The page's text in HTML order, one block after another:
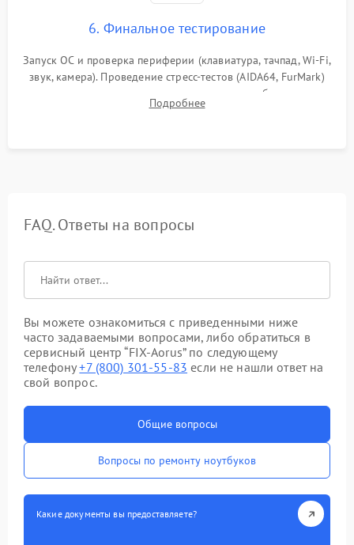
6. Финальное тестирование
Запуск ОС и проверка периферии (клавиатура, тачпад, Wi-Fi,
звук, камера). Проведение стресс-тестов (AIDA64, FurMark)
для контроля температурного режима и стабильности
системы под пиковой нагрузкой.
Подробнее
FAQ. Ответы на вопросы
Вы можете ознакомиться с приведенными ниже
часто задаваемыми вопросами, либо обратиться в
сервисный центр “FIX-Aorus” по следующему
телефону+7 (800) 301-55-83 если не нашли ответ на
свой вопрос.
Общие вопросы
Вопросы по ремонту ноутбуков
Какие документы вы предоставляете?